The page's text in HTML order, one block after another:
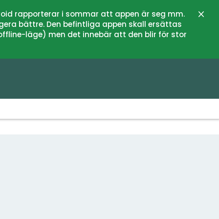
rapporterar i sommar att appen är seg mm.
bättre. Den befintliga appen skall ersättas
läge) men det innebär att den blir för stor